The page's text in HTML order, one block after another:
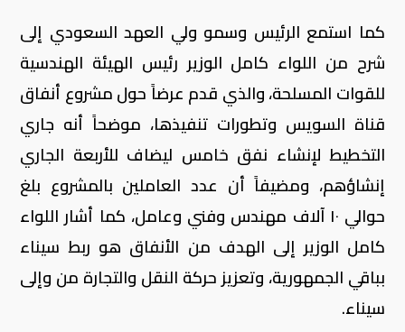
كما استمع الرئيس وسمو ولي العهد السعودي إلى
شرح من اللواء كامل الوزير رئيس الهيئة الهندسية
للقوات المسلحة، والذي قدم عرضاً حول مشروع أنفاق
قناة السويس وتطورات تنفيذها، موضحاً أنه جاري
التخطيط لإنشاء نفق خامس ليضاف للأربعة الجاري
إنشاؤهم، ومضيفاً أن عدد العاملين بالمشروع بلغ
حوالي ١٠ آلاف مهندس وفني وعامل، كما أشار اللواء
كامل الوزير إلى الهدف من الأنفاق هو ربط سيناء
بباقي الجمهورية، وتعزيز حركة النقل والتجارة من وإلى
سيناء.